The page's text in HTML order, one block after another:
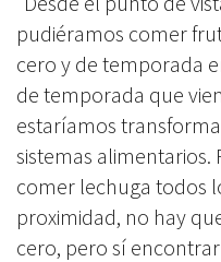
pudiéramos comer
cero y de temporada
de temporada que
estaríamos
sistemas
comer lechuga todos
proximidad, no hay
cero, pero sí